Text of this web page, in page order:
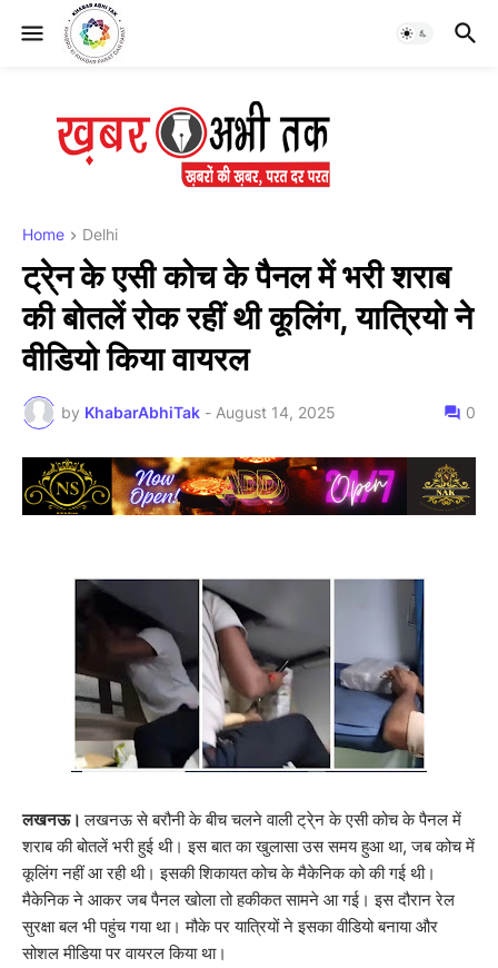
Home Delhi
ट्रे्न के एसी कोच के पैनल में भरी शराब
की बोतलें रोक रहीं थी कूलिंग, यात्रियो ने
वीडियो किया वायरल
by KhabarAbhiTak - August 14, 2025 0
लखनऊ।लखनऊ से बरौनी के बीच चलने वाली ट्रे्न के एसी कोच के पैनल में
शराब की बोतलें भरी हुई थी। इस बात का खुलासा उस समय हुआ था, जब कोच में
कूलिंग नहीं आ रही थी। इसकी शिकायत कोच के मैकेनिक को की गई थी।
मैकेनिक ने आकर जब पैनल खोला तो हकीकत सामने आ गई। इस दौरान रेल
सुरक्षा बल भी पहुंच गया था। मौके पर यात्रियों ने इसका वीडियो बनाया और
सोशल मीडिया पर वायरल किया था।